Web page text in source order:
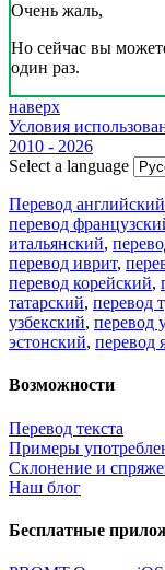
Очень жаль,
Но сейчас вы
один раз.
наверх
Условия
2010 - 2026
Select a language
Перевод английский
перевод
итальянский,
перевод иврит,
перевод корейский,
татарский, перевод
узбекский, перевод
эстонский, перевод
Возможности
Перевод текста
Примеры
Склонение и
Наш блог
Бесплатные